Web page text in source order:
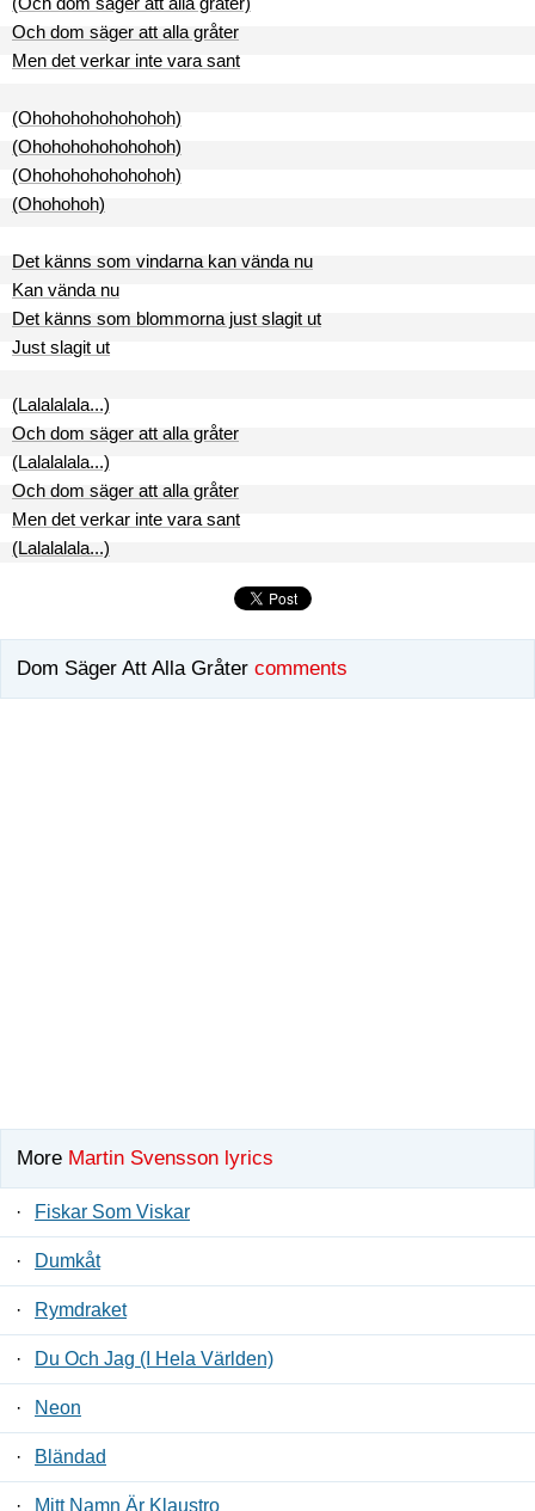
Och dom säger att alla gråter
Men det verkar inte vara sant
(Ohohohohohohohoh)
(Ohohohohohohohoh)
(Ohohohohohohohoh)
(Ohohohoh)
Det känns som vindarna kan vända nu
Kan vända nu
Det känns som blommorna just slagit ut
Just slagit ut
(Lalalalala...)
Och dom säger att alla gråter
(Lalalalala...)
Och dom säger att alla gråter
Men det verkar inte vara sant
(Lalalalala...)
Dom Säger Att Alla Gråter comments
More Martin Svensson lyrics
· Fiskar Som Viskar
· Dumkåt
· Rymdraket
· Du Och Jag (I Hela Världen)
· Neon
· Bländad
· Mitt Namn Är Klaustro